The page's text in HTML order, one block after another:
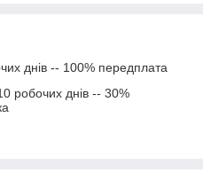
днів -- 100% передплата
робочих днів -- 30%